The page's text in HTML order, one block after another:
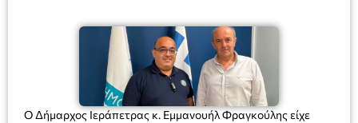
Ο Δήμαρχος Ιεράπετρας κ. Εμμανουήλ Φραγκούλης είχε